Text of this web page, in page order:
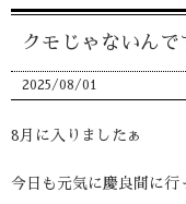
クモじゃないんで
2025/08/01
8月に入りましたぁ
今日も元気に慶良間に行